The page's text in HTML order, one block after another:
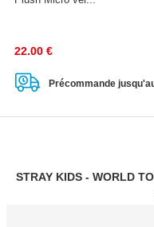
22.00 €
Précommande
STRAY KIDS - WORLD